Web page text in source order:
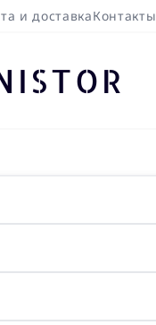
и доставкаКонтакты